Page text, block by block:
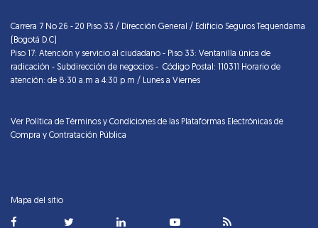
Carrera 7 No 26 - 20 Piso 33 / Dirección General / Edificio Seguros Tequendama
(Bogotá D.C)
Piso 17: Atención y servicio al ciudadano - Piso 33: Ventanilla única de
radicación - Subdirección de negocios - Código Postal: 110311 Horario de
atención: de 8:30 a.m a 4:30 p.m / Lunes a Viernes
Ver Política de Términos y Condiciones de las Plataformas Electrónicas de
Compra y Contratación Pública
Mapa del sitio